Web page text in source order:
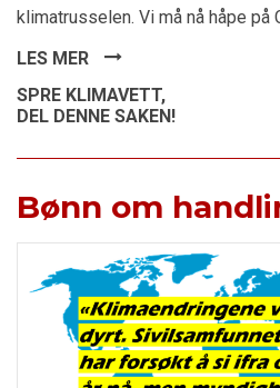
klimatrusselen. Vi må nå håpe på
LES MER
SPRE KLIMAVETT,
DEL DENNE SAKEN!
Bønn om